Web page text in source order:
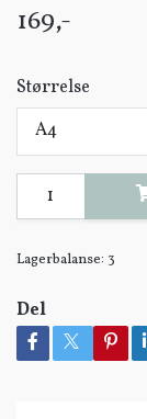
169,-
Størrelse
A4
Lagerbalanse: 3
Del